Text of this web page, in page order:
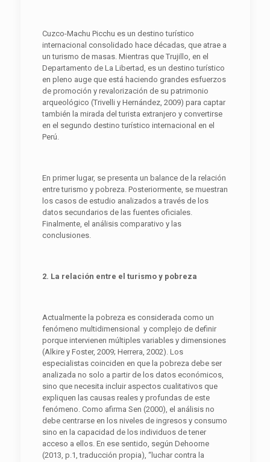
Cuzco-Machu Picchu es un destino turístico
internacional consolidado hace décadas, que atrae a
un turismo de masas. Mientras que Trujillo, en el
Departamento de La Libertad, es un destino turístico
en pleno auge que está haciendo grandes esfuerzos
de promoción y revalorización de su patrimonio
arqueológico (Trivelli y Hernández, 2009) para captar
también la mirada del turista extranjero y convertirse
en el segundo destino turístico internacional en el
Perú.
En primer lugar, se presenta un balance de la relación
entre turismo y pobreza. Posteriormente, se muestran
los casos de estudio analizados a través de los
datos secundarios de las fuentes oficiales.
Finalmente, el análisis comparativo y las
conclusiones.
2. La relación entre el turismo y pobreza
Actualmente la pobreza es considerada como un
fenómeno multidimensional y complejo de definir
porque intervienen múltiples variables y dimensiones
(Alkire y Foster, 2009; Herrera, 2002). Los
especialistas coinciden en que la pobreza debe ser
analizada no solo a partir de los datos económicos,
sino que necesita incluir aspectos cualitativos que
expliquen las causas reales y profundas de este
fenómeno. Como afirma Sen (2000), el análisis no
debe centrarse en los niveles de ingresos y consumo
sino en la capacidad de los individuos de tener
acceso a ellos. En ese sentido, según Dehoorne
(2013, p.1, traducción propia), “luchar contra la